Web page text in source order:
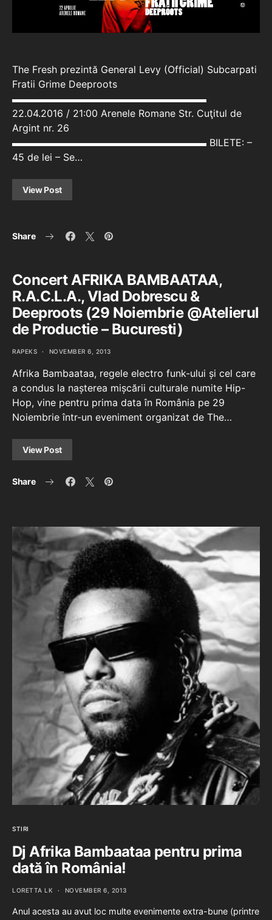
The Fresh prezintă General Levy (Official) Subcarpati
Fratii Grime Deeproots
▬▬▬▬▬▬▬▬▬▬▬▬▬▬▬▬▬▬▬▬
22.04.2016 / 21:00 Arenele Romane Str. Cuţitul de
Argint nr. 26
▬▬▬▬▬▬▬▬▬▬▬▬▬▬▬▬▬▬▬▬ BILETE: –
45 de lei – Se…
View Post
Share
Concert AFRIKA BAMBAATAA,
R.A.C.L.A., Vlad Dobrescu &
Deeproots (29 Noiembrie @Atelierul
de Productie – Bucuresti)
RAPEKS NOVEMBER 6, 2013
Afrika Bambaataa, regele electro funk-ului și cel care
a condus la nașterea mișcării culturale numite Hip-
Hop, vine pentru prima data în România pe 29
Noiembrie într-un eveniment organizat de The…
View Post
Share
STIRI
Dj Afrika Bambaataa pentru prima
dată în România!
LORETTA LK NOVEMBER 6, 2013
Anul acesta au avut loc multe evenimente extra-bune (printre